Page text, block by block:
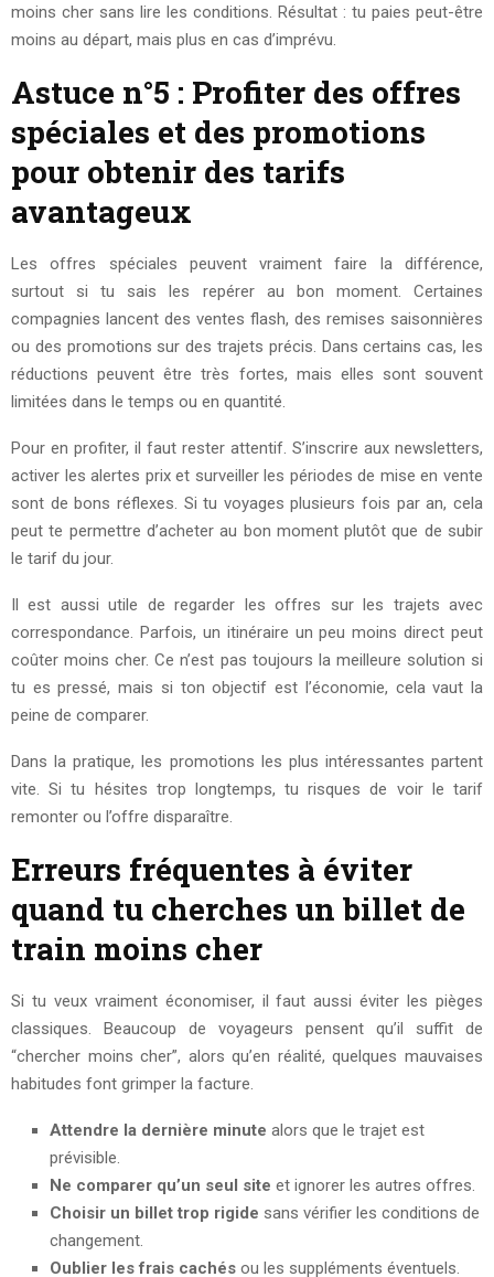
moins cher sans lire les conditions. Résultat : tu paies peut-être
moins au départ, mais plus en cas d’imprévu.
Astuce n°5 : Profiter des offres
spéciales et des promotions
pour obtenir des tarifs
avantageux
Les offres spéciales peuvent vraiment faire la différence,
surtout si tu sais les repérer au bon moment. Certaines
compagnies lancent des ventes flash, des remises saisonnières
ou des promotions sur des trajets précis. Dans certains cas, les
réductions peuvent être très fortes, mais elles sont souvent
limitées dans le temps ou en quantité.
Pour en profiter, il faut rester attentif. S’inscrire aux newsletters,
activer les alertes prix et surveiller les périodes de mise en vente
sont de bons réflexes. Si tu voyages plusieurs fois par an, cela
peut te permettre d’acheter au bon moment plutôt que de subir
le tarif du jour.
Il est aussi utile de regarder les offres sur les trajets avec
correspondance. Parfois, un itinéraire un peu moins direct peut
coûter moins cher. Ce n’est pas toujours la meilleure solution si
tu es pressé, mais si ton objectif est l’économie, cela vaut la
peine de comparer.
Dans la pratique, les promotions les plus intéressantes partent
vite. Si tu hésites trop longtemps, tu risques de voir le tarif
remonter ou l’offre disparaître.
Erreurs fréquentes à éviter
quand tu cherches un billet de
train moins cher
Si tu veux vraiment économiser, il faut aussi éviter les pièges
classiques. Beaucoup de voyageurs pensent qu’il suffit de
“chercher moins cher”, alors qu’en réalité, quelques mauvaises
habitudes font grimper la facture.
Attendre la dernière minute alors que le trajet est
prévisible.
Ne comparer qu’un seul site et ignorer les autres offres.
Choisir un billet trop rigide sans vérifier les conditions de
changement.
Oublier les frais cachés ou les suppléments éventuels.